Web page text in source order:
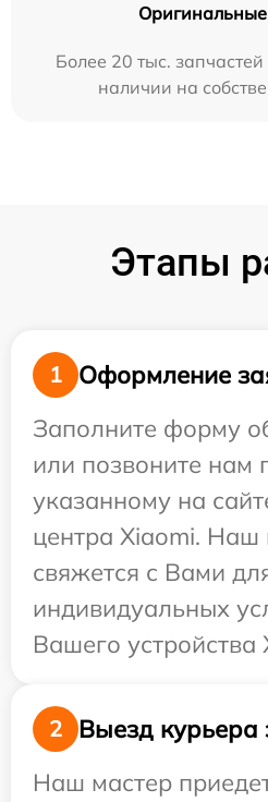
Оригинальные
Более 20 тыс.
наличии на
Этапы
1
Оформление
Заполните форму
или позвоните нам
указанному на
центра Xiaomi. Наш
свяжется с Вами
индивидуальных
Вашего устройства
2
Выезд курьера
Наш мастер